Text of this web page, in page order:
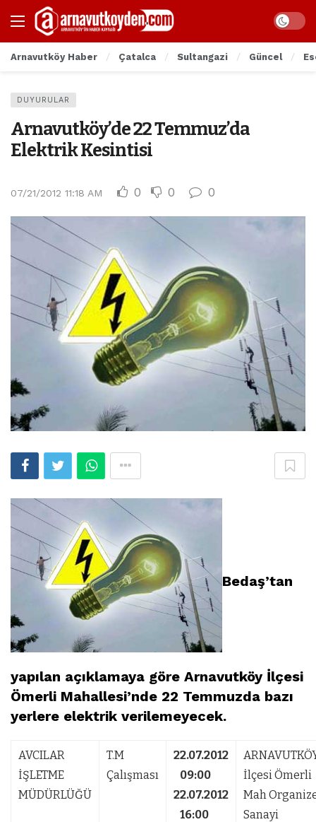
Arnavutköy Haber Çatalca Sultangazi Güncel
DUYURULAR
Arnavutköy’de 22 Temmuz’da
Elektrik Kesintisi
07/21/2012 11:18 AM 0 0 0
Bedaş’tan
yapılan açıklamaya göre Arnavutköy İlçesi
Ömerli Mahallesi’nde 22 Temmuzda bazı
yerlere elektrik verilemeyecek.
AVCILAR
İŞLETME
MÜDÜRLÜĞÜ
T.M
Çalışması
22.07.2012
09:00
22.07.2012
16:00
İlçesi Ömerli
Mah
Sanayi